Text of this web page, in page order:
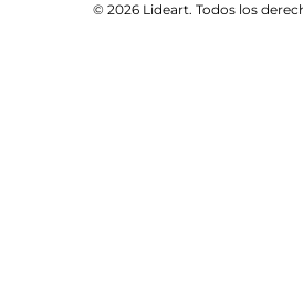
© 2026 Lideart. Todos los